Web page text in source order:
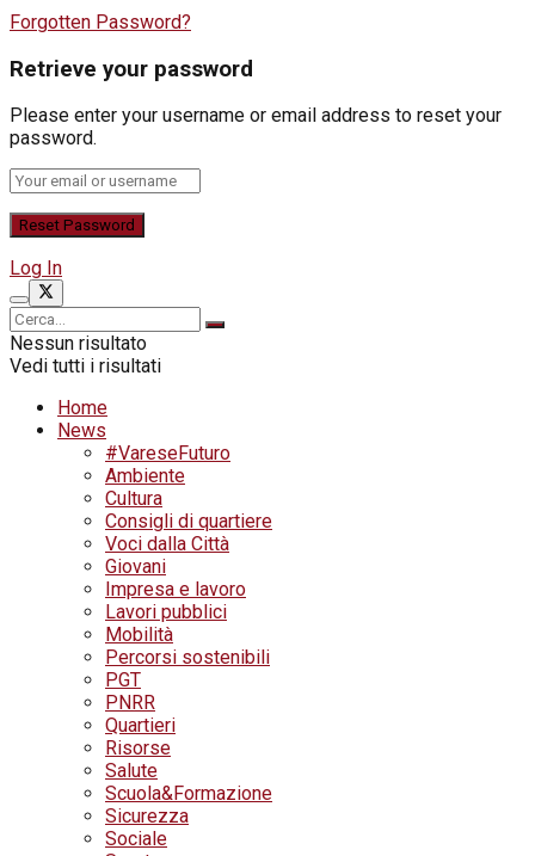
Forgotten Password?
Retrieve your password
Please enter your username or email address to reset your
password.
Log In
Nessun risultato
Vedi tutti i risultati
Home
News
#VareseFuturo
Ambiente
Cultura
Consigli di quartiere
Voci dalla Città
Giovani
Impresa e lavoro
Lavori pubblici
Mobilità
Percorsi sostenibili
PGT
PNRR
Quartieri
Risorse
Salute
Scuola&Formazione
Sicurezza
Sociale